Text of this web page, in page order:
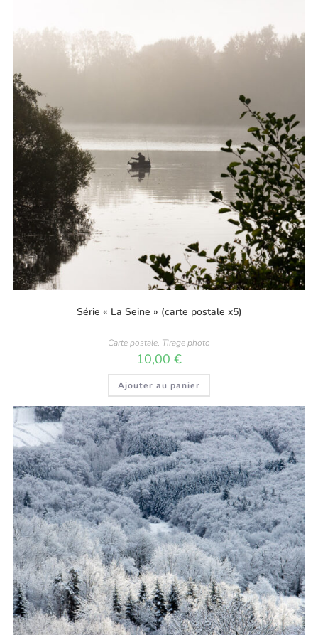
Série « La Seine » (carte postale x5)
Carte postale, Tirage photo
10,00 €
Ajouter au panier